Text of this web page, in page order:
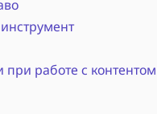
работе с